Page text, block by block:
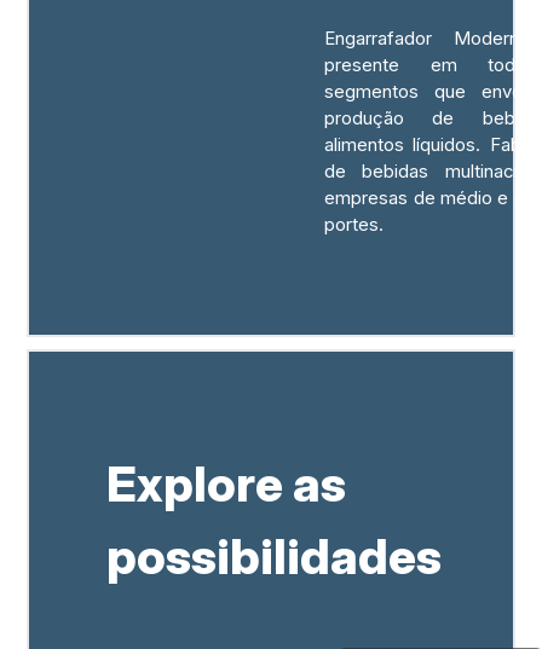
Engarrafador
presente em
segmentos que
produção de
alimentos líquidos.
de bebidas
empresas de médio e
portes.
Explore as
possibilidades